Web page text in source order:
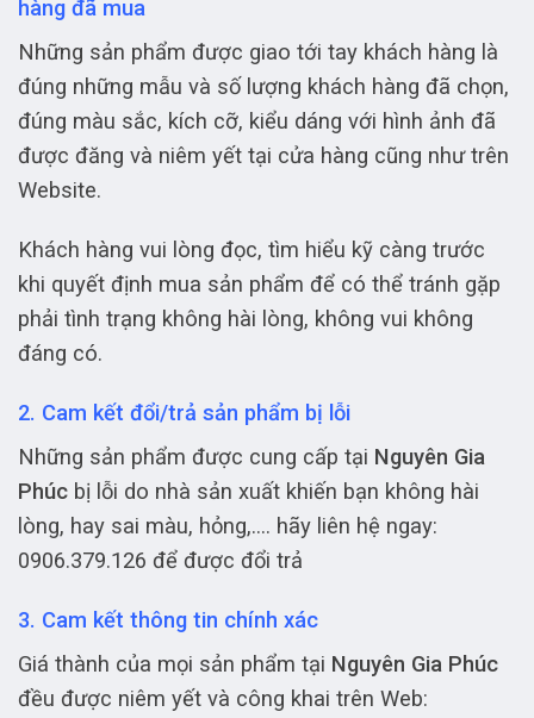
hàng đã mua
Những sản phẩm được giao tới tay khách hàng là
đúng những mẫu và số lượng khách hàng đã chọn,
đúng màu sắc, kích cỡ, kiểu dáng với hình ảnh đã
được đăng và niêm yết tại cửa hàng cũng như trên
Website.
Khách hàng vui lòng đọc, tìm hiểu kỹ càng trước
khi quyết định mua sản phẩm để có thể tránh gặp
phải tình trạng không hài lòng, không vui không
đáng có.
2. Cam kết đổi/trả sản phẩm bị lỗi
Những sản phẩm được cung cấp tại Nguyên Gia
Phúc bị lỗi do nhà sản xuất khiến bạn không hài
lòng, hay sai màu, hỏng,…. hãy liên hệ ngay:
0906.379.126 để được đổi trả
3. Cam kết thông tin chính xác
Giá thành của mọi sản phẩm tại Nguyên Gia Phúc
đều được niêm yết và công khai trên Web: